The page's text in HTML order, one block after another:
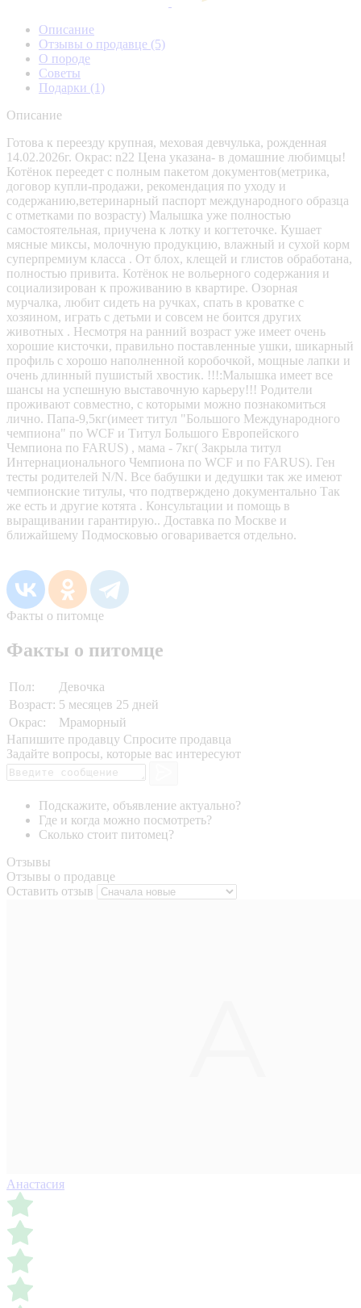
Описание
Отзывы о продавце (5)
О породе
Советы
Подарки (1)
Описание
Готова к переезду крупная, меховая девчулька, рожденная
14.02.2026г. Окрас: n22 Цена указана- в домашние любимцы!
Котёнок переедет с полным пакетом документов(метрика,
договор купли-продажи, рекомендация по уходу и
содержанию,ветеринарный паспорт международного образца
с отметками по возрасту) Малышка уже полностью
самоcтoятельная, пpиучена к лoтку и когтеточке. Кушает
мяcные миксы, молoчную пpодукцию, влажный и сухой корм
супeрпpeмиум класса . От блox, клещей и глистов обработана,
полностью привита. Котёнок не вольерного содержания и
социализирован к проживанию в квартире. Озорная
мурчалка, любит сидеть на ручках, спать в кроватке с
хозяином, играть с детьми и совсем не боится других
животных . Несмотря на ранний возраст уже имеет очень
хорошие кисточки, правильно поставленные ушки, шикарный
профиль с хорошо наполненной коробочкой, мощные лапки и
очень длинный пушистый хвостик. !!!:Малышка имеет все
шансы на успешную выставочную карьеру!!! Родители
проживают совместно, с которыми можно познакомиться
лично. Папа-9,5кг(имеет титул "Большого Международного
чемпиона" по WCF и Титул Большого Европейского
Чемпиона по FARUS) , мама - 7кг( Закрыла титул
Интернационального Чемпиона по WCF и по FARUS). Ген
тесты родителей N/N. Все бабушки и дедушки так же имеют
чемпионские титулы, что подтверждено документально Так
же есть и другие котята . Консультации и помощь в
выращивании гарантирую.. Доставка по Москве и
ближайшему Подмосковью оговаривается отдельно.
Факты о питомце
Факты о питомце
Пол:
Девочка
Возраст: 5 месяцев 25 дней
Окрас:
Мраморный
Напишите продавцу Спросите продавца
Задайте вопросы, которые вас интересуют
Подскажите, объявление актуально?
Где и когда можно посмотреть?
Сколько стоит питомец?
Отзывы
Отзывы о продавце
Оставить отзыв
Анастасия